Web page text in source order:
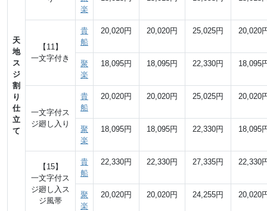
天
地
ス
ジ
割
り
仕
立
て
楽
【11】
一文字付き
貴
船
20,020円 20,020円 25,025円 20,020
聚
楽
18,095円 18,095円 22,330円 18,095
一文字付ス
ジ廻し入り
貴
船
20,020円 20,020円 25,025円 20,020
聚
楽
18,095円 18,095円 22,330円 18,095
【15】
一文字付ス
ジ廻し入ス
ジ風帯
貴
船
22,330円 22,330円 27,335円 22,330
聚
楽
20,020円 20,020円 24,255円 20,020